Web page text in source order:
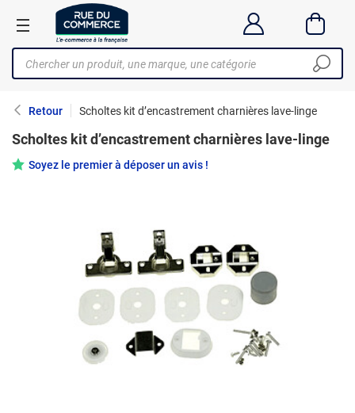
Retour Scholtes kit d’encastrement charnières lave-linge
Scholtes kit d’encastrement charnières lave-linge
Soyez le premier à déposer un avis !